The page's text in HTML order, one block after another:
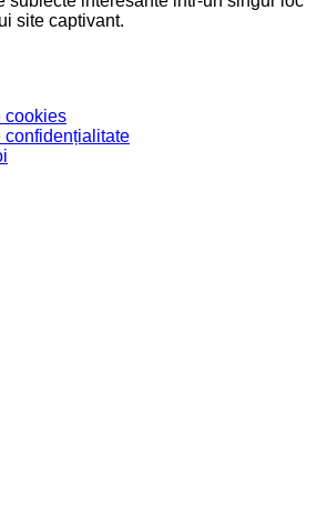
site captivant.
cookies
confidențialitate